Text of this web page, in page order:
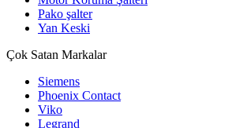
Pako şalter
Yan Keski
Çok Satan Markalar
Siemens
Phoenix Contact
Viko
Legrand